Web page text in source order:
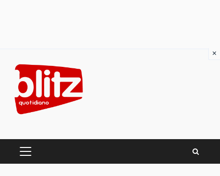
content
PRIMARY
×